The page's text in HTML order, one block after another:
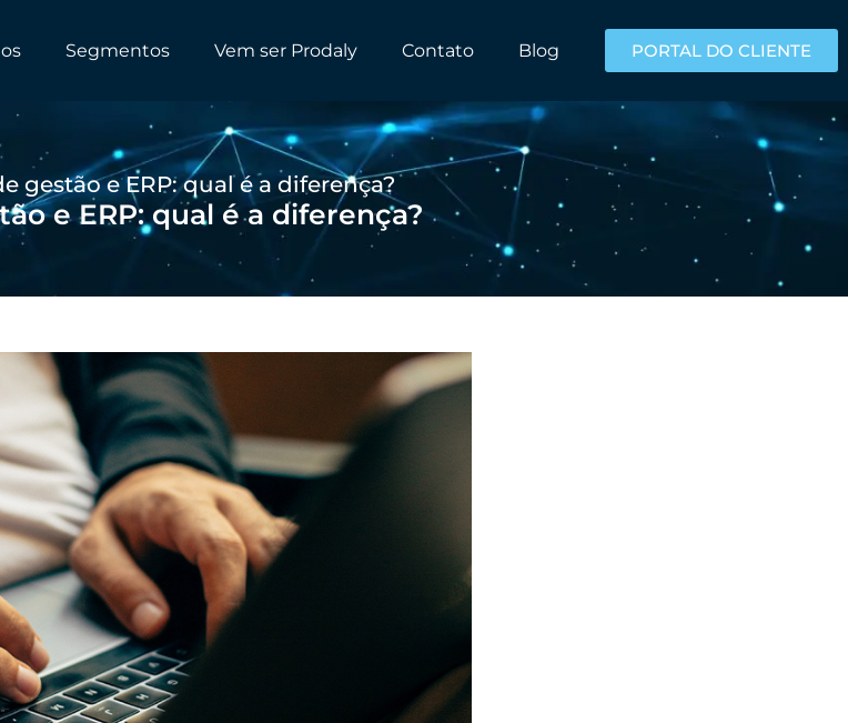
Segmentos Vem ser Prodaly Contato Blog PORTAL DO CLIENTE
gestão e ERP: qual é a diferença?
e ERP: qual é a diferença?